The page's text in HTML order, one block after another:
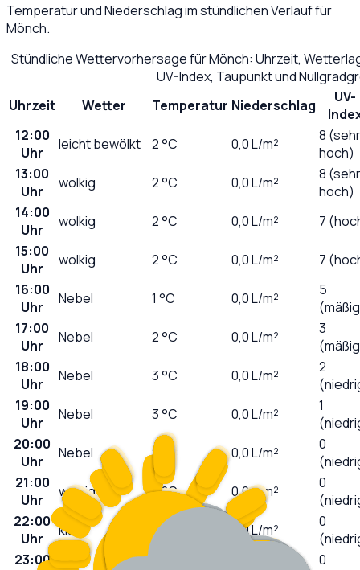
Temperatur und Niederschlag im stündlichen Verlauf für
Mönch.
Stündliche Wettervorhersage fürMönch: Uhrzeit,
UV-Index, Taupunkt und
Uhrzeit
Wetter Temperatur Niederschlag
UV-
12:00
Uhr
leicht bewölkt 2°C 0,0L/m²
8 (sehr
hoch)
13:00
Uhr
wolkig 2°C 0,0L/m²
8 (sehr
hoch)
14:00
Uhr
wolkig 2°C 0,0L/m²
7
15:00
Uhr
wolkig 2°C 0,0L/m²
7
16:00
Uhr
Nebel 1 °C 0,0L/m²
5
17:00
Uhr
Nebel 2°C 0,0L/m²
3
18:00
Uhr
Nebel 3°C 0,0L/m²
2
19:00
Uhr
Nebel 3°C 0,0L/m²
1
20:00
Uhr
Nebel 2 °C 0,0L/m²
0
21:00
Uhr
wolkig 2°C 0,0L/m²
0
22:00
Uhr
klar 2°C 0,0L/m²
0
23:00
0